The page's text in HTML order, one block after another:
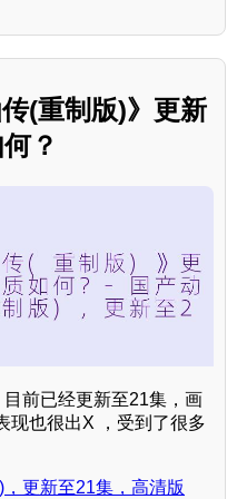
(重制版)》更新
？
前已经更新至21集，画
现也很出X ，受到了很多
更新至21集，高清版